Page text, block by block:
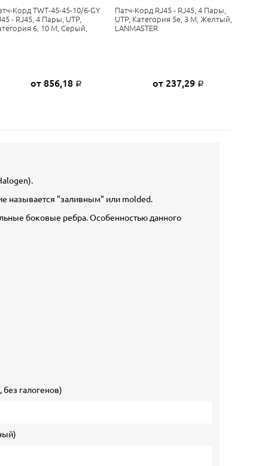
Корд TWT-45-45-10/6-GY
- RJ45, 4 Пары, UTP,
6, 10 М, Серый,
от 856,18 Р
Патч-Корд RJ45 - RJ45, 4 Пары,
UTP, Категория 5е, 3 М, Желтый,
LANMASTER
от 237,29 Р
называется "заливным" или molded.
боковые ребра. Особенностью данного
галогенов)